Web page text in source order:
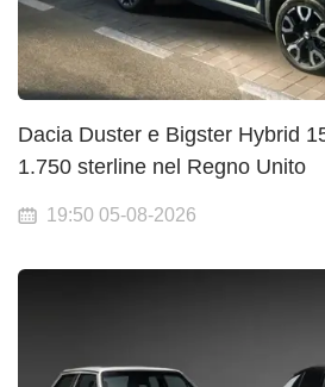
Dacia Duster e Bigster Hybrid
1.750 sterline nel Regno Unito
19:50 05-08-2026